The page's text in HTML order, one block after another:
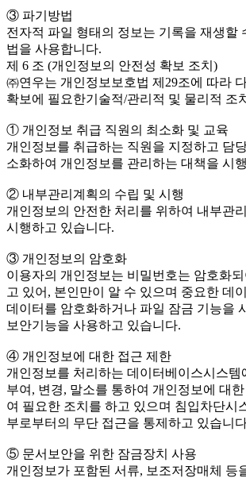
③ 파기방법
전자적 파일 형태의 정보는 기록을 재생할
법을 사용합니다.
제 6 조 (개인정보의 안전성 확보 조치)
㈜연우는 개인정보보호법 제29조에 따라
확보에 필요한기술적/관리적 및 물리적 조
① 개인정보 취급 직원의 최소화 및 교육
개인정보를 취급하는 직원을 지정하고 담
소화하여 개인정보를 관리하는 대책을 시
② 내부관리계획의 수립 및 시행
개인정보의 안전한 처리를 위하여 내부관
시행하고 있습니다.
③ 개인정보의 암호화
이용자의 개인정보는 비밀번호는 암호화
고 있어, 본인만이 알 수 있으며 중요한 데
데이터를 암호화하거나 파일 잠금 기능을
보안기능을 사용하고 있습니다.
④ 개인정보에 대한 접근 제한
개인정보를 처리하는 데이터베이스시스템
부여, 변경, 말소를 통하여 개인정보에 대
여 필요한 조치를 하고 있으며 침입차단시
부로부터의 무단 접근을 통제하고 있습니
⑤ 문서보안을 위한 잠금장치 사용
개인정보가 포함된 서류, 보조저장매체 등